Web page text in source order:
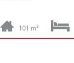
101 m²